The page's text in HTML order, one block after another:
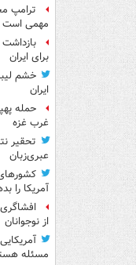
ترامپ
مهمی است
برای ایران
خشم
ایران
حمله
غرب غزه
تحقیر
عبری‌زبان
آمریکا را
از نوجوانان
مسئله